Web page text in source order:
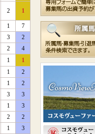
2 1
1
7
3
2
2
4
1
1
1
2
1
2
3
3
1
3
2
2
1 3